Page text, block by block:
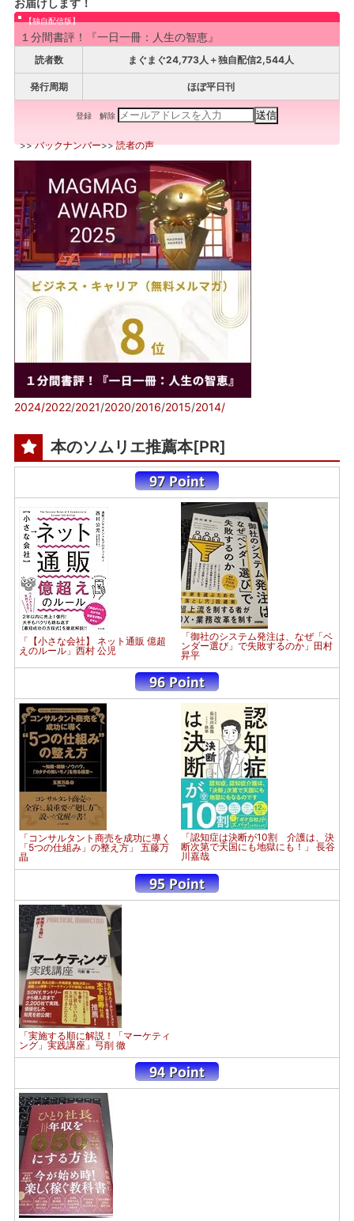
お届けします！
【独自配信版】
１分間書評！『一日一冊：人生の智恵』
読者数 まぐまぐ24,773人＋独自配信2,544人
発行周期 ほぼ平日刊
登録 解除
>>バックナンバー>>読者の声
2024/2022/2021/2020/2016/2015/2014/
本のソムリエ推薦本[PR]
「【小さな会社】 ネット通販 億超
えのルール」西村 公児
「御社のシステム発注は、なぜ「ベ
ンダー選び」で失敗するのか」田村
昇平
「コンサルタント商売を成功に導く
「5つの仕組み」の整え方」 五藤万
晶
「認知症は決断が10割 介護は、決
断次第で天国にも地獄にも！」 長谷
川嘉哉
「実施する順に解説！「マーケティ
ング」実践講座」弓削 徹